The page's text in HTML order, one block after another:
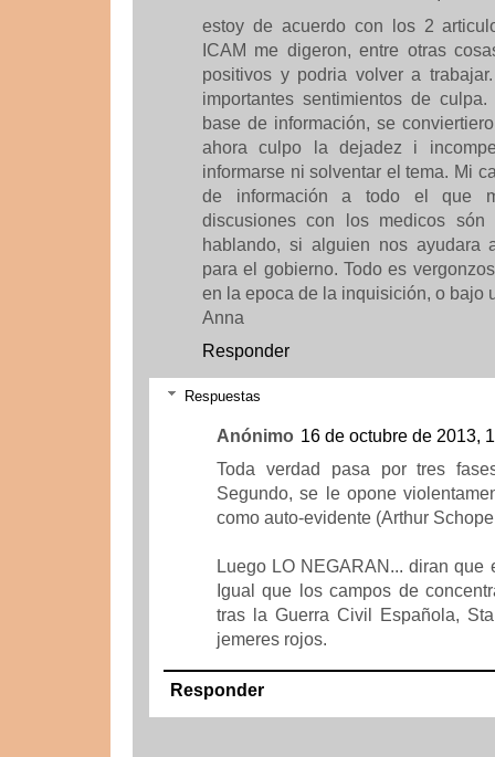
estoy de acuerdo con los 2
ICAM me digeron, entre otras
positivos y podria volver a
importantes sentimientos de
base de información, se
ahora culpo la dejadez i
informarse ni solventar el tema. Mi
de información a todo el que
discusiones con los medicos són
hablando, si alguien nos ayudara
para el gobierno. Todo es
en la epoca de la inquisición, o bajo
Anna
Responder
Respuestas
Anónimo 16 de octubre de 2013,
Toda verdad pasa por tres
Segundo, se le opone
como auto-evidente (Arthur
Luego LO NEGARAN... diran que
Igual que los campos de
tras la Guerra Civil Española,
jemeres rojos.
Responder